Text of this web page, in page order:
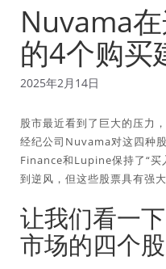
Nuvama
的4个购买
2025年2月14日
股市最近看到了巨大的压力
经纪公司Nuvama对这四种
Finance和Lupine保持了“买
到逆风，但这些股票具有强大
让我们看一
市场的四个股